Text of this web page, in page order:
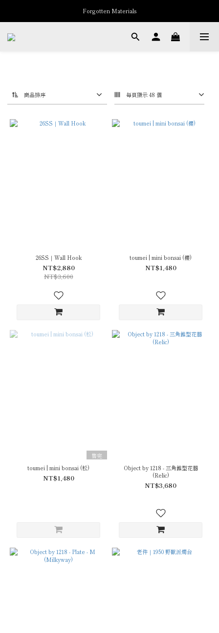
New Arrivals
Forgotten Materials
Professor.E Seasonal Sale up to 50% Off
商品排序 每頁顯示 48 個
26SS｜Wall Hook
NT$2,880
NT$3,600
toumei | mini bonsai (櫻)
NT$1,480
售完
toumei | mini bonsai (松)
NT$1,480
Object by 1218 - 三角錐型花器
(Relic)
NT$3,680